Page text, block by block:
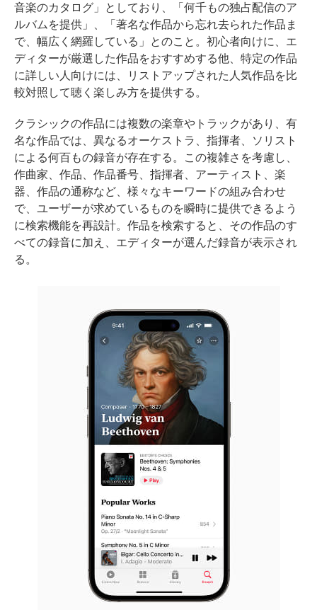
音楽のカタログ」としており、「何千もの独占配信のア
ルバムを提供」、「著名な作品から忘れ去られた作品ま
で、幅広く網羅している」とのこと。初心者向けに、エ
ディターが厳選した作品をおすすめする他、特定の作品
に詳しい人向けには、リストアップされた人気作品を比
較対照して聴く楽しみ方を提供する。
クラシックの作品には複数の楽章やトラックがあり、有
名な作品では、異なるオーケストラ、指揮者、ソリスト
による何百もの録音が存在する。この複雑さを考慮し、
作曲家、作品、作品番号、指揮者、アーティスト、楽
器、作品の通称など、様々なキーワードの組み合わせ
で、ユーザーが求めているものを瞬時に提供できるよう
に検索機能を再設計。作品を検索すると、その作品のす
べての録音に加え、エディターが選んだ録音が表示され
る。